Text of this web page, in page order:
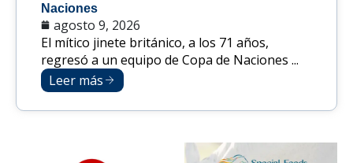
Naciones
agosto 9, 2026
El mítico jinete británico, a los 71 años,
regresó a un equipo de Copa de Naciones ...
Leer más